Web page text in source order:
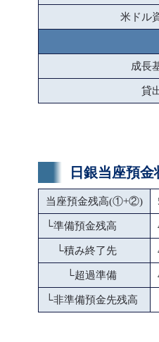
米ドル
成長
貸
日銀当座預金
当座預金残高(①+②)
└準備預金残高
└積み終了先
└超過準備
└非準備預金先残高